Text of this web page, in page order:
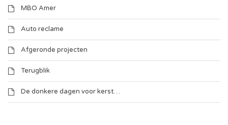
MBO Amer
Auto reclame
Afgeronde projecten
Terugblik
De donkere dagen voor kerst…